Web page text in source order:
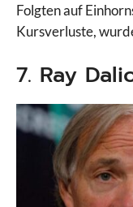
Folgten auf
Kursverluste,
7. Ray